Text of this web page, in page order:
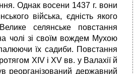
Однак восени 1437 г. вони
війська, єдність якого
селянське повстання
чолі зі своїм вождем Мухою
їх садиби. Повстання
XIV і XV вв. у Валахії й
реорганізований державний